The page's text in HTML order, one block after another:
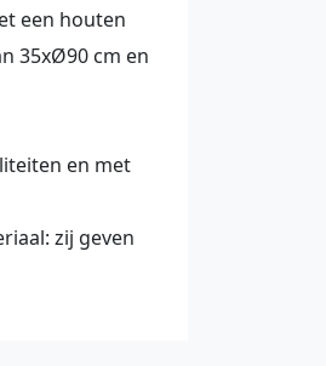
een houten
35xØ90 cm en
en met
zij geven